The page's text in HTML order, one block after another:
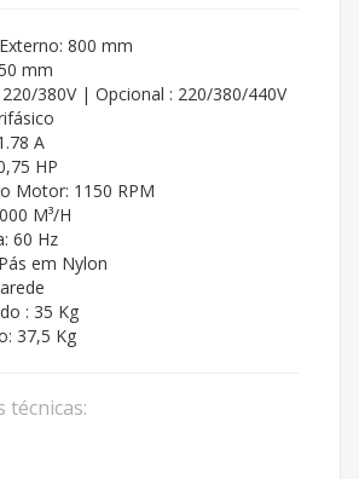
800 mm
mm
380V | Opcional : 220/380/440V
A
HP
Motor: 1150 RPM
M³/H
60 Hz
em Nylon
: 35 Kg
37,5 Kg
técnicas: